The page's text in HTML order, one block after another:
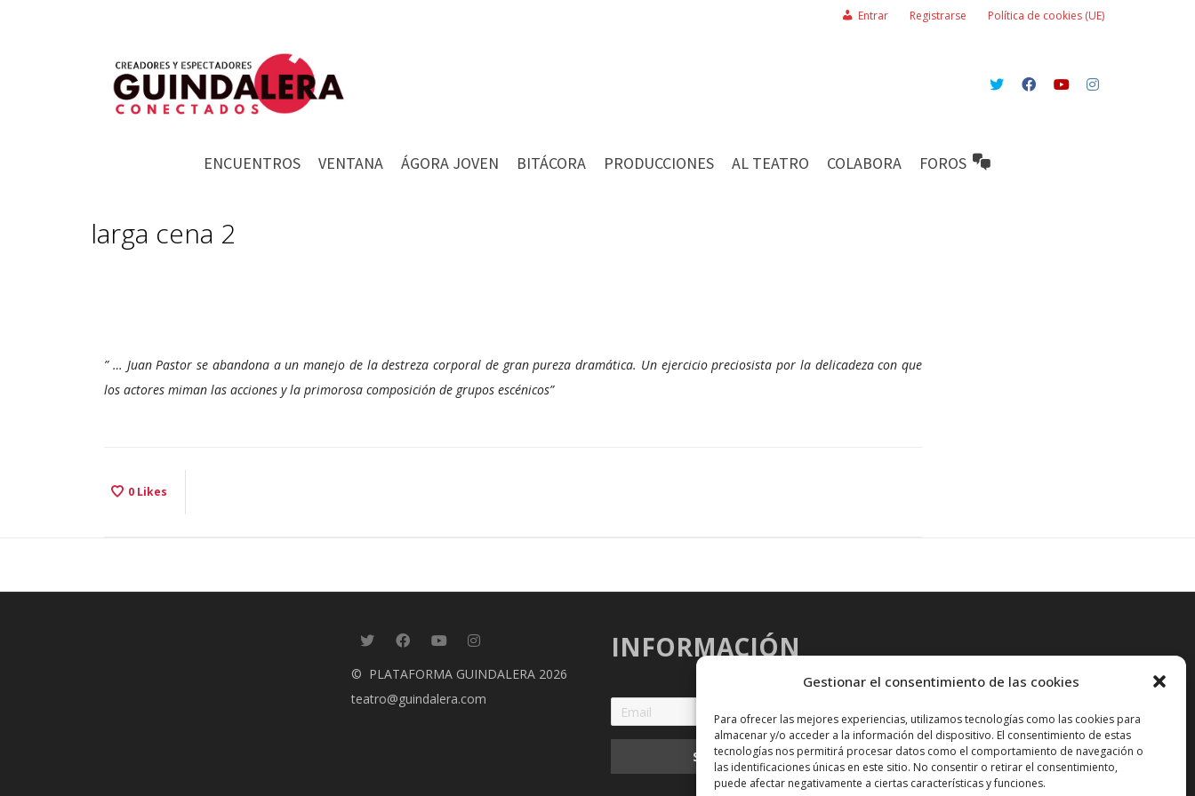
Gestionar el consentimiento de las cookies
Para ofrecer las mejores experiencias, utilizamos tecnologías como las cookies para
almacenar y/o acceder a la información del dispositivo. El consentimiento de estas
tecnologías nos permitirá procesar datos como el comportamiento de navegación o
las identificaciones únicas en este sitio. No consentir o retirar el consentimiento,
puede afectar negativamente a ciertas características y funciones.
Entrar Registrarse Política de cookies (UE)
ENCUENTROS VENTANA ÁGORA JOVEN BITÁCORA PRODUCCIONES AL TEATRO COLABORA FOROS
larga cena 2
” … Juan Pastor se abandona a un manejo de la destreza corporal de gran pureza dramática. Un ejercicio preciosista por la delicadeza con que
los actores miman las acciones y la primorosa composición de grupos escénicos”
0 Likes
© PLATAFORMA GUINDALERA 2026
teatro@guindalera.com
INFORMACIÓN